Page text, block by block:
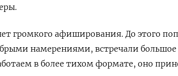
громкого афиширования. До этого
намерениями, встречали большое
в более тихом формате, оно